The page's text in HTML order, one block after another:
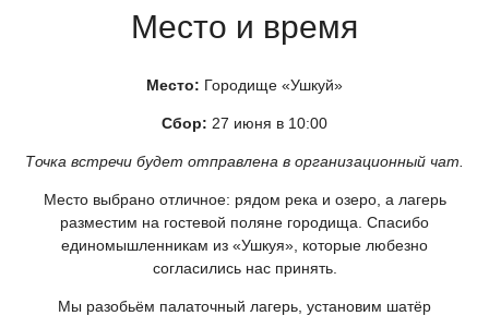
Место и время
Место: Городище «Ушкуй»
Сбор: 27 июня в 10:00
Точка встречи будет отправлена в организационный чат.
Место выбрано отличное: рядом река и озеро, а лагерь
разместим на гостевой поляне городища. Спасибо
единомышленникам из «Ушкуя», которые любезно
согласились нас принять.
Мы разобьём палаточный лагерь, установим шатёр